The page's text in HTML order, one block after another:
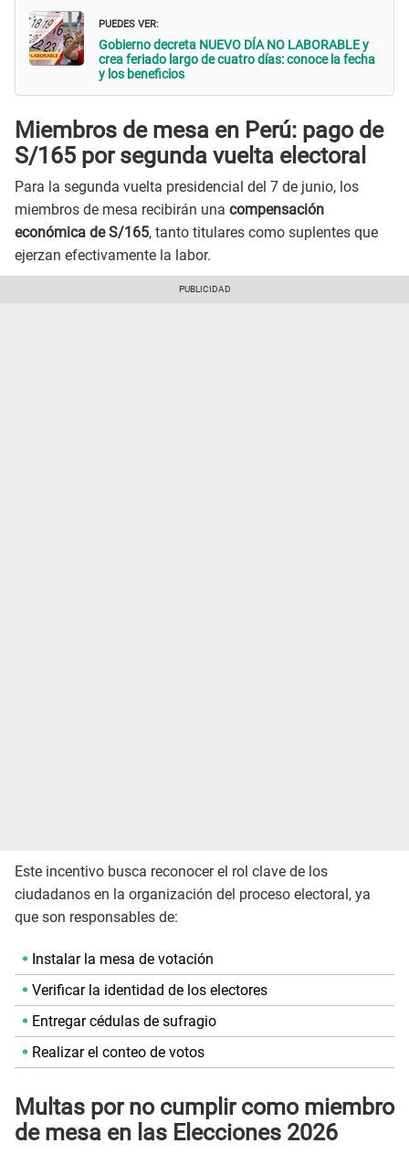
PUEDES VER:
Gobierno decreta NUEVO DÍA NO LABORABLE y
crea feriado largo de cuatro días: conoce la fecha
y los beneficios
Miembros de mesa en Perú: pago de
S/165 por segunda vuelta electoral
Para la segunda vuelta presidencial del 7 de junio, los
miembros de mesa recibirán una compensación
económica de S/165, tanto titulares como suplentes que
ejerzan efectivamente la labor.
Este incentivo busca reconocer el rol clave de los
ciudadanos en la organización del proceso electoral, ya
que son responsables de:
Instalar la mesa de votación
Verificar la identidad de los electores
Entregar cédulas de sufragio
Realizar el conteo de votos
Multas por no cumplir como miembro
de mesa en las Elecciones 2026